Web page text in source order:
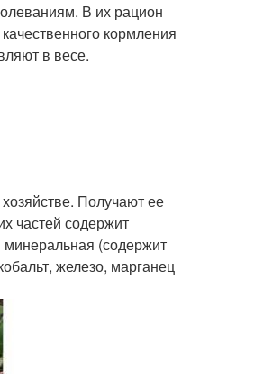
В их рацион
кормления
в весе.
Получают ее
частей содержит
(содержит
железо, марганец